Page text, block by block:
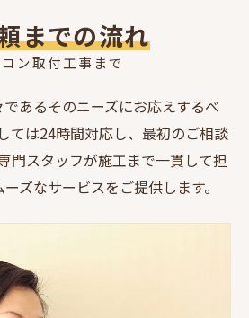
ン取付工事まで
までの流れ
あるそのニーズにお応えするべ
ては24時間対応し、最初のご相談
門スタッフが施工まで一貫して担
ズなサービスをご提供します。